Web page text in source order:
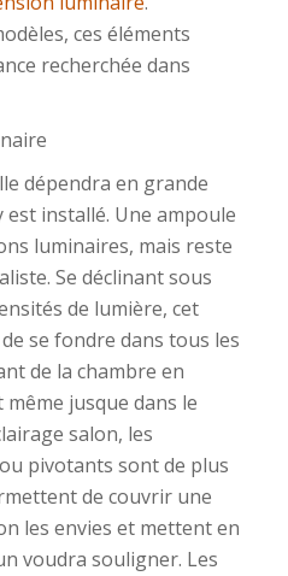
ces éléments
recherchée dans
dépendra en grande
installé. Une ampoule
luminaires, mais reste
Se déclinant sous
de lumière, cet
se fondre dans tous les
de la chambre en
jusque dans le
salon, les
pivotants sont de plus
de couvrir une
les envies et mettent en
voudra souligner. Les